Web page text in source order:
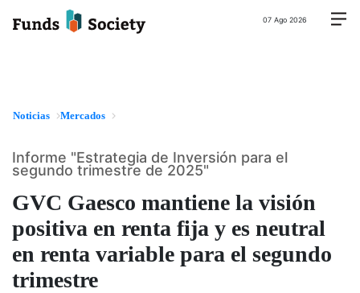
07 Ago 2026
Noticias Mercados
GVC Gaesco mantiene la visión
positiva en renta fija y es neutral
en renta variable para el segundo
trimestre
Informe "Estrategia de Inversión para el
segundo trimestre de 2025"